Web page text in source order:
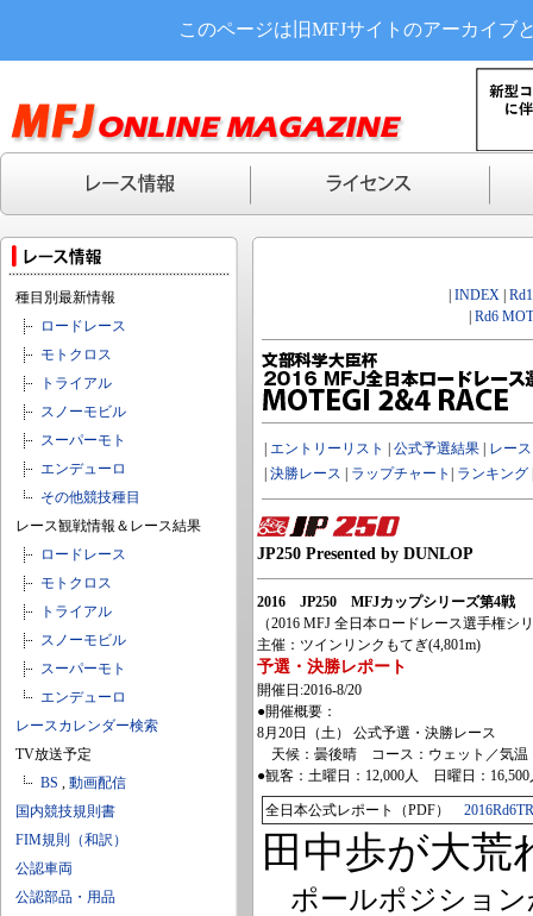
このページは旧MFJサイトのアーカイブ
種目別最新情報
ロードレース
モトクロス
トライアル
スノーモビル
スーパーモト
エンデューロ
その他競技種目
レース観戦情報＆レース結果
ロードレース
モトクロス
トライアル
スノーモビル
スーパーモト
エンデューロ
レースカレンダー検索
TV放送予定
BS , 動画配信
国内競技規則書
FIM規則（和訳）
公認車両
公認部品・用品
INDEX
Rd6
エントリーリスト 公式予選結果
レー
決勝レース ラップチャート ランキング
JP250 Presented by DUNLOP
2016 JP250 MFJカップシリーズ第4戦
（2016 MFJ 全日本ロードレース選手権
主催：ツインリンクもてぎ(4,801m)
予選・決勝レポート
開催日:2016-8/20
●開催概要：
8月20日（土） 公式予選・決勝レース
天候：曇後晴 コース：ウェット／気温
●観客：土曜日：12,000人 日曜日：16,500
全日本公式レポート（PDF）
田中歩が大荒
ポールポジション